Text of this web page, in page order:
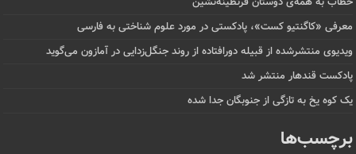
معرفی «کاگنتیو کست»، پادکستی در مورد علوم شناختی به فارسی
ویدیوی منتشرشده از قبیله دورافتاده‌ از روند جنگل‌زدایی در آمازون می‌گوید
پادکست قندهار منتشر شد
یک کوه یخ به تازگی از جنوبگان جدا شده
برچسب‌ها